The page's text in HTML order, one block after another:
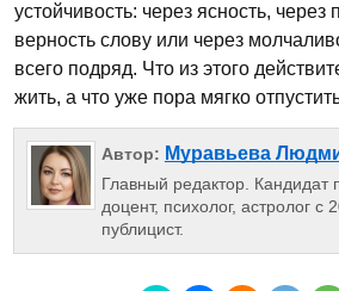
устойчивость: через ясность, через
верность слову или через
всего подряд. Что из этого
жить, а что уже пора мягко
Автор: Муравьева
Главный редактор. Кандидат
доцент, психолог, астролог с
публицист.